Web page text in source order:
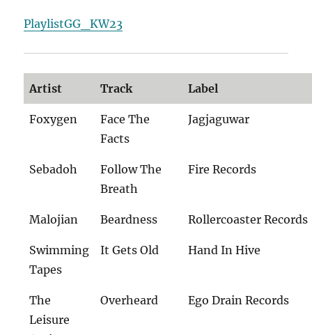
PlaylistGG_KW23
Artist Track Label
Foxygen
Face The
Facts
Jagjaguwar
Sebadoh
Follow The
Breath
Fire Records
Malojian Beardness Rollercoaster Records
Swimming
Tapes
It Gets Old Hand In Hive
The
Leisure
Overheard Ego Drain Records